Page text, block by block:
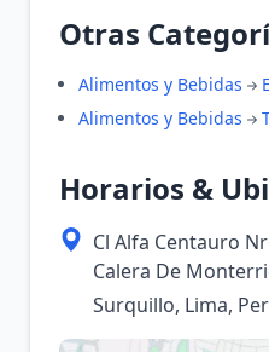
Otras
Alimentos y Bebidas
Alimentos y Bebidas
Horarios &
Cl Alfa Centauro
Calera De
Surquillo, Lima,